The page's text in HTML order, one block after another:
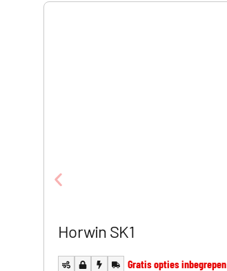
Horwin SK1
Gratis opties inbegrepen